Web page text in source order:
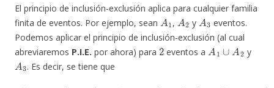
El principio de inclusión-exclusión aplica para cualquier familia
finita de eventos. Por ejemplo, sean
A1
,
A2
y
A3
eventos.
Podemos aplicar el principio de inclusión-exclusión (al cual
abreviaremos P.I.E. por ahora) para
2
eventos a
A 1∪ A2
y
A3
. Es decir, se tiene que